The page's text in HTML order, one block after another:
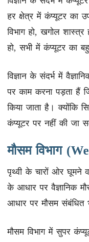
हर क्षेत्र में कंप्यूटर का
विभाग हो, खगोल शास्त्र
हो, सभी में कंप्यूटर का
विज्ञान के संदर्भ में
पर काम करना पड़ता हैं
किया जाता है। क्योंकि
कंप्यूटर पर नहीं की जा
मौसम विभाग
पृथ्वी के चारों ओर घूमने
के आधार पर वैज्ञानिक
आधार पर मौसम संबंधित
मौसम विभाग में सुपर